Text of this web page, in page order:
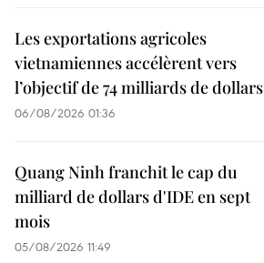
Les exportations agricoles
vietnamiennes accélèrent vers
l’objectif de 74 milliards de dollars
06/08/2026 01:36
Quang Ninh franchit le cap du
milliard de dollars d'IDE en sept
mois
05/08/2026 11:49